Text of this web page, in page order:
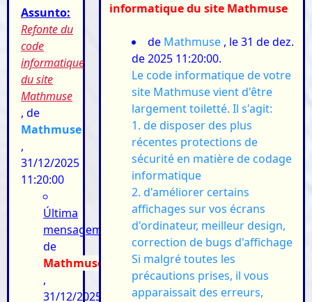
Assunto:
Refonte du
code
informatique
du site
Mathmuse
, de
Mathmuse
,
31/12/2025
11:20:00
Última
mensagem:
de
Mathmuse
,
31/12/2025
informatique du site Mathmuse
de Mathmuse , le 31 de dez.
de 2025 11:20:00.
Le code informatique de votre
site Mathmuse vient d'être
largement toiletté. Il s'agit:
1. de disposer des plus
récentes protections de
sécurité en matière de codage
informatique
2. d'améliorer certains
affichages sur vos écrans
d'ordinateur, meilleur design,
correction de bugs d'affichage
Si malgré toutes les
précautions prises, il vous
apparaissait des erreurs,